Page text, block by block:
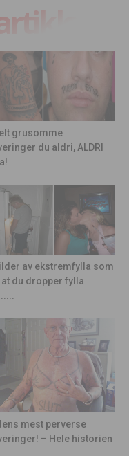
grusomme
du aldri, ALDRI
av ekstremfylla som
du dropper fylla
mest perverse
– Hele historien